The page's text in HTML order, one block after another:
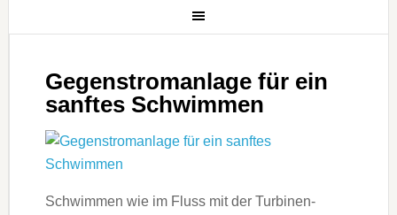
Gegenstromanlage für ein
sanftes Schwimmen
Schwimmen wie im Fluss mit der Turbinen-